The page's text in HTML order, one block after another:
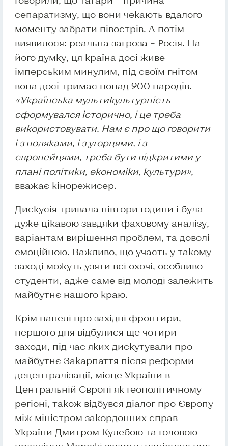
сепаратизму, що вони чекають вдалого
моменту забрати півострів. А потім
виявилося: реальна загроза – Росія. На
його думку, ця країна досі живе
імперським минулим, під своїм гнітом
вона досі тримає понад 200 народів.
«Українська мультикультурність
сформувался історично, і це треба
використовувати. Нам є про що говорити
і з поляками, і з угорцями, і з
європейцями, треба бути відкритими у
плані політики, економіки, культури», –
вважає кінорежисер.
Дискусія тривала півтори години і була
дуже цікавою завдяки фаховому аналізу,
варіантам вирішення проблем, та доволі
емоційною. Важливо, що участь у такому
заході можуть узяти всі охочі, особливо
студенти, адже саме від молоді залежить
майбутнє нашого краю.
Крім панелі про західні фронтири,
першого дня відбулися ще чотири
заходи, під час яких дискутували про
майбутнє Закарпаття після реформи
децентралізації, місце України в
Центральній Європі як геополітичному
регіоні, також відбувся діалог про Європу
між міністром закордонних справ
України Дмитром Кулебою та головою